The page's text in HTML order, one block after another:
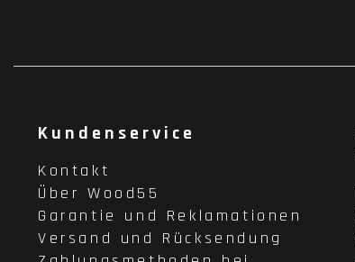
Kundenservice
Kontakt
Über Wood55
Garantie und Reklamationen
Versand und Rücksendung